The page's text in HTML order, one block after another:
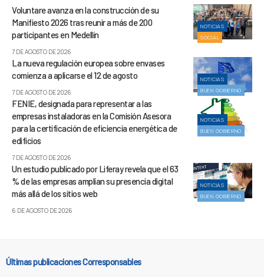
NOTICIAS
SOCIAL
Voluntare avanza en la construcción de su
Manifiesto 2026 tras reunir a más de 200
participantes en Medellín
7 DE AGOSTO DE 2026
NOTICIAS
BUEN GOBIERNO
La nueva regulación europea sobre envases
comienza a aplicarse el 12 de agosto
7 DE AGOSTO DE 2026
NOTICIAS
BUEN GOBIERNO
FENIE, designada para representar a las
empresas instaladoras en la Comisión Asesora
para la certificación de eficiencia energética de
edificios
7 DE AGOSTO DE 2026
NOTICIAS
BUEN GOBIERNO
Un estudio publicado por Liferay revela que el 63
% de las empresas amplían su presencia digital
más allá de los sitios web
6 DE AGOSTO DE 2026
Últimas publicaciones Corresponsables